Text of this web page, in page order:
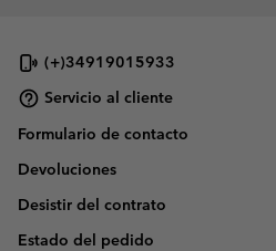
(+)34919015933
Servicio al cliente
Formulario de contacto
Devoluciones
Desistir del contrato
Estado del pedido